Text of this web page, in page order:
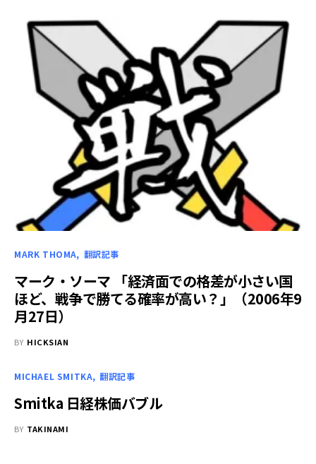
MARK THOMA 翻訳記事
マーク・ソーマ 「経済面での格差が小さい国
ほど、戦争で勝てる確率が高い？」（2006年9
月27日）
BY HICKSIAN
MICHAEL SMITKA 翻訳記事
Smitka 日経株価バブル
BY TAKINAMI